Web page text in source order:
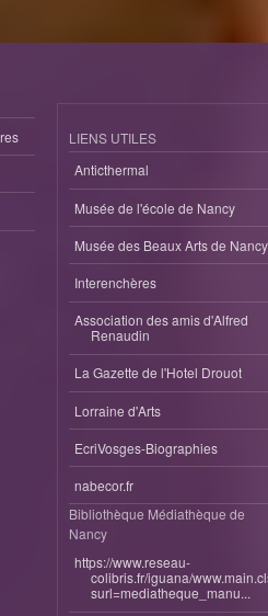
LIENS UTILES
Anticthermal
Musée de l'école de Nancy
Musée des Beaux Arts de Nancy
Interenchères
Association des amis d'Alfred
Renaudin
La Gazette de l'Hotel Drouot
Lorraine d'Arts
EcriVosges-Biographies
nabecor.fr
Bibliothèque Médiathèque de
Nancy
https://www.reseau-
colibris.fr/iguana/
surl=mediatheque_manu...